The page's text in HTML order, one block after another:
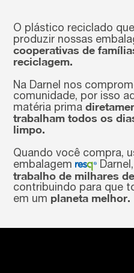
O plástico reciclado
produzir nossas
cooperativas de
reciclagem.
Na Darnel nos
comunidade, por isso
matéria prima
trabalham todos os
limpo.
Quando você compra,
embalagem
trabalho de milhares
contribuindo para que
em um planeta melhor.